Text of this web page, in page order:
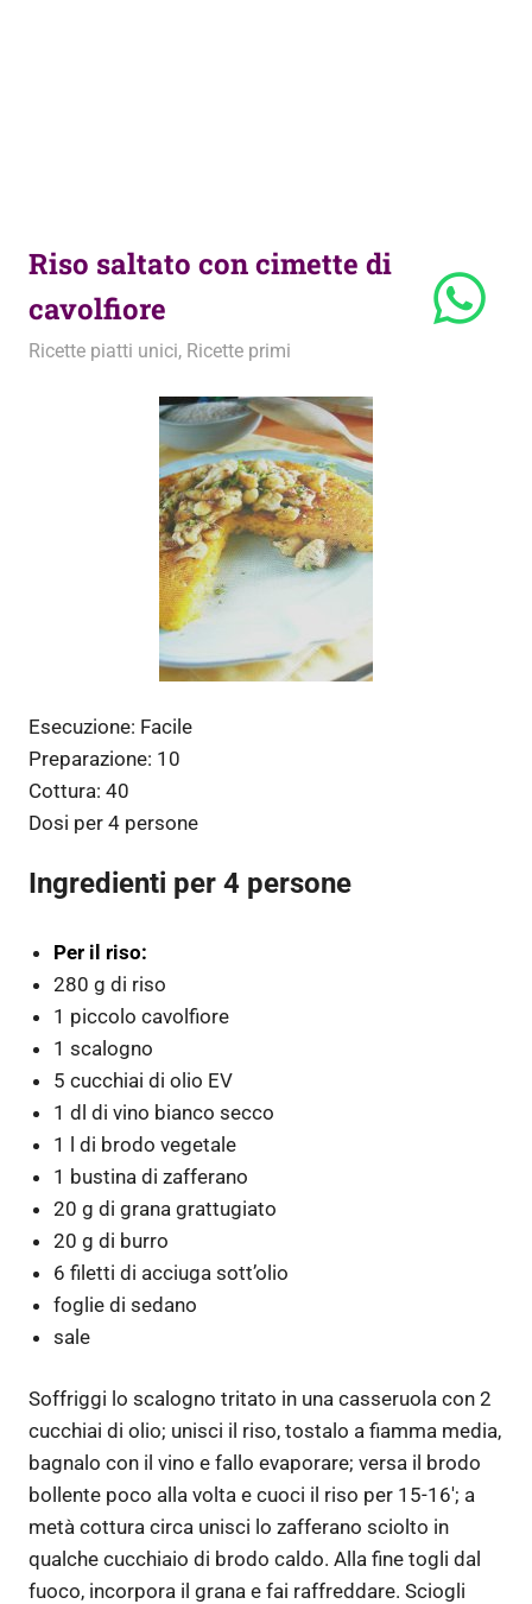
Riso saltato con cimette di
cavolfiore
3 Febbraio 2012
admin
Ricette piatti unici, Ricette primi
Esecuzione: Facile
Preparazione: 10
Cottura: 40
Dosi per 4 persone
Ingredienti per 4 persone
Per il riso:
280 g di riso
1 piccolo cavolfiore
1 scalogno
5 cucchiai di olio EV
1 dl di vino bianco secco
1 l di brodo vegetale
1 bustina di zafferano
20 g di grana grattugiato
20 g di burro
6 filetti di acciuga sott’olio
foglie di sedano
sale
Soffriggi lo scalogno tritato in una casseruola con 2
cucchiai di olio; unisci il riso, tostalo a fiamma media,
bagnalo con il vino e fallo evaporare; versa il brodo
bollente poco alla volta e cuoci il riso per 15-16′; a
metà cottura circa unisci lo zafferano sciolto in
qualche cucchiaio di brodo caldo. Alla fine togli dal
fuoco, incorpora il grana e fai raffreddare. Sciogli